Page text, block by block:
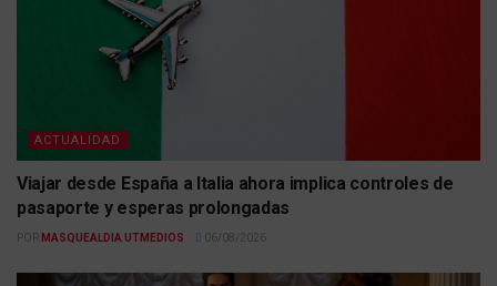
ACTUALIDAD
Viajar desde España a Italia ahora implica controles de
pasaporte y esperas prolongadas
POR MASQUEALDIA UTMEDIOS 06/08/2026